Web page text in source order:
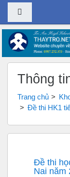
Chuyển tới nội dung
Thông
Trang chủ
Đề thi HK1
Đề thi
Nai năm